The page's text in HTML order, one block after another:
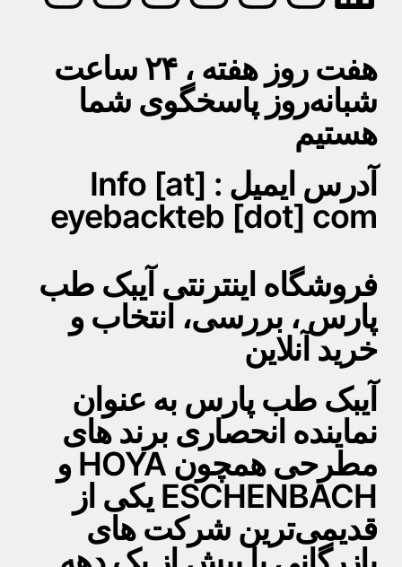
هفت روز هفته ، ۲۴ ساعت
شبانه‌روز پاسخگوی شما
هستیم
آدرس ایمیل : Info [at]
eyebackteb [dot] com
فروشگاه اینترنتی آیبک طب
پارس ، بررسی، انتخاب و
خرید آنلاین
آیبک طب پارس به عنوان
نماینده انحصاری برند های
مطرحی همچون HOYA و
ESCHENBACH یکی از
قدیمی‌ترین شرکت های